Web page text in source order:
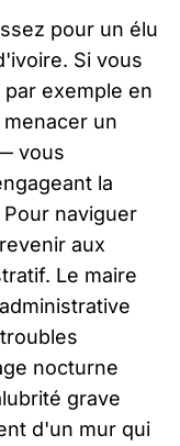
pour un élu
Si vous
exemple en
un
vous
la
naviguer
aux
Le maire
nocturne
grave
d'un mur qui